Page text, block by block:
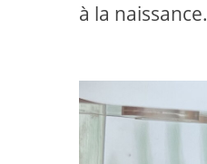
à la naissance.